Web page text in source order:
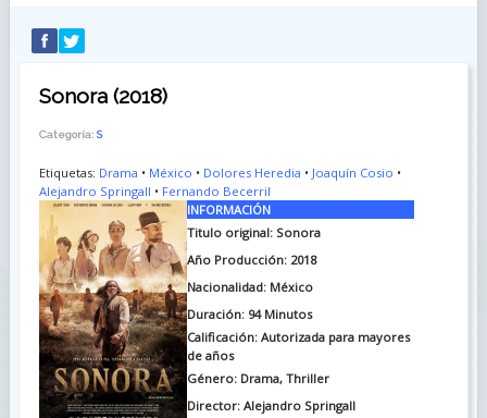
Sonora (2018)
Categoría: S
Etiquetas: Drama • México • Dolores Heredia • Joaquín Cosio •
Alejandro Springall • Fernando Becerril
INFORMACIÓN
Titulo original: Sonora
Año Producción: 2018
Nacionalidad: México
Duración: 94 Minutos
Calificación: Autorizada para mayores
de años
Género: Drama, Thriller
Director: Alejandro Springall